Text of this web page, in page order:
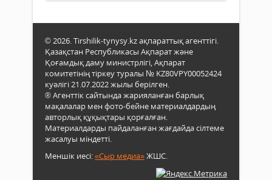
© 2026. Tirshilik-tynysy.kz ақпараттық агенттігі.
Қазақстан Республикасы Ақпарат және
Қоғамдық даму министрлігі, Ақпарат
комитетінің тіркеу туралы № KZ80VPY00052424
куәлігі 21.07.2022 жылы берілген.
® Агенттік сайтында жарияланған барлық
мақалалар мен фото-бейне материалдардың
авторлық құқықтары қорғалған.
Материалдарды пайдаланған жағдайда сілтеме
жасалуы міндетті.
Меншік иесі:«Сыр медиа»ЖШС.